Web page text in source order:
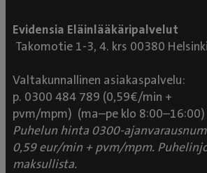
Evidensia Eläinlääkäripalvelut
Takomotie 1-3, 4. krs 00380 Helsinki
Valtakunnallinen asiakaspalvelu:
p. 0300 484 789 (0,59€/min +
pvm/mpm) (ma–pe klo 8:00–16:00)
Puhelun hinta 0300-
0,59 eur/min + pvm/mpm.
maksullista.